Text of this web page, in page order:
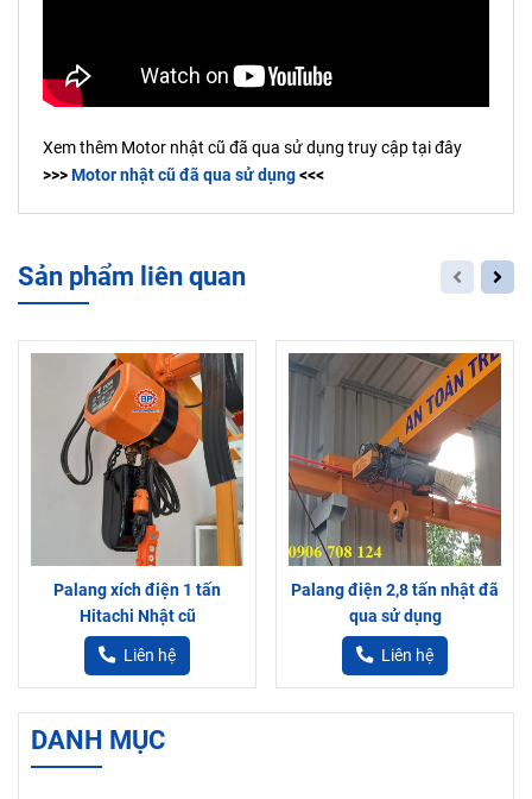
Xem thêm Motor nhật cũ đã qua sử dụng truy cập tại đây
>>>Motor nhật cũ đã qua sử dụng<<<
Sản phẩm liên quan
Palang xích điện 1 tấn
Hitachi Nhật cũ
Liên hệ
Palang điện 2,8 tấn nhật đã
qua sử dụng
Liên hệ
DANH MỤC